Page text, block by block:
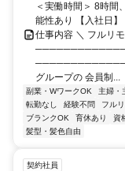
＜実働時間＞ 8時間
能性あり 【入社日
仕事内容 ＼ フルリ
グループの 会員制...
副業・WワークOK 主婦・
転勤なし
経験不問 フル
ブランクOK
育休あり 資
髪型・髪色自由
契約社員